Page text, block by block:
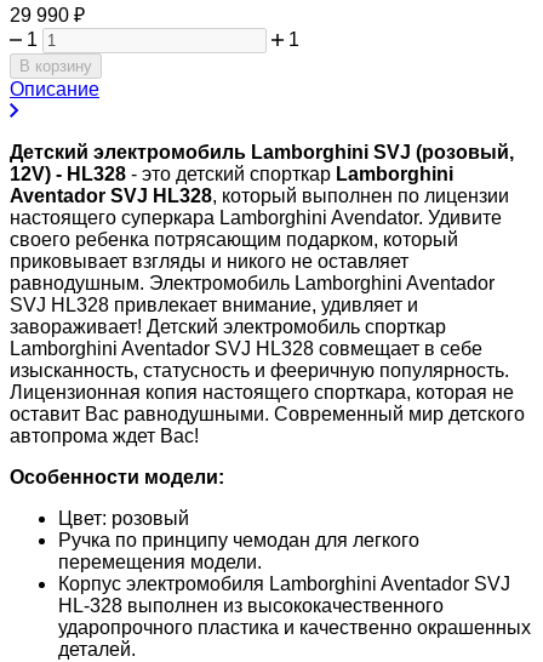
29 990 ₽
1
1
В корзину
Описание
Детский электромобиль Lamborghini SVJ (розовый,
12V) - HL328 - это детский спорткар Lamborghini
Aventador SVJ HL328, который выполнен по лицензии
настоящего суперкара Lamborghini Avendator. Удивите
своего ребенка потрясающим подарком, который
приковывает взгляды и никого не оставляет
равнодушным. Электромобиль Lamborghini Aventador
SVJ HL328 привлекает внимание, удивляет и
завораживает! Детский электромобиль спорткар
Lamborghini Aventador SVJ HL328 совмещает в себе
изысканность, статусность и фееричную популярность.
Лицензионная копия настоящего спорткара, которая не
оставит Вас равнодушными. Современный мир детского
автопрома ждет Вас!
Особенности модели:
Цвет: розовый
Ручка по принципу чемодан для легкого
перемещения модели.
Корпус электромобиля Lamborghini Aventador SVJ
HL-328 выполнен из высококачественного
ударопрочного пластика и качественно окрашенных
деталей.